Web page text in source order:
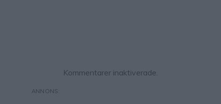
Kommentarer inaktiverade.